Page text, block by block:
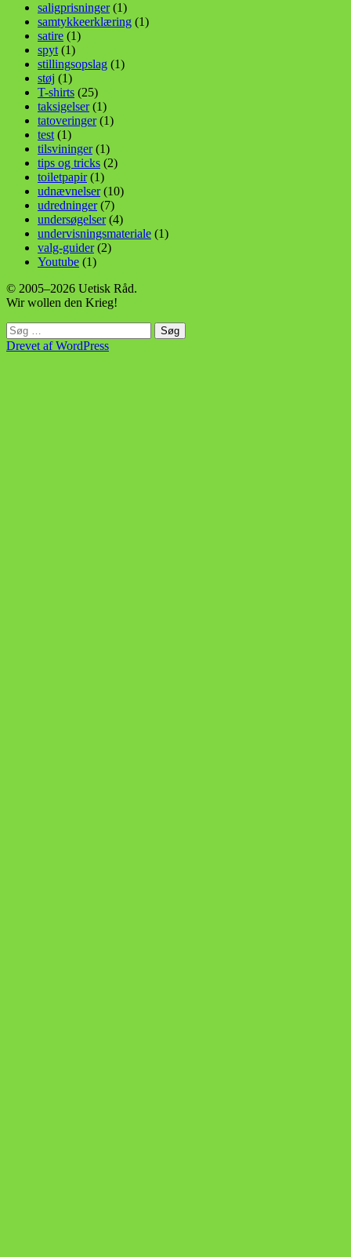
saligprisninger(1)
samtykkeerklæring (1)
satire (1)
spyt (1)
stillingsopslag (1)
støj (1)
T-shirts (25)
taksigelser(1)
tatoveringer(1)
test (1)
tilsvininger(1)
tips og tricks (2)
toiletpapir(1)
udnævnelser(10)
udredninger(7)
undersøgelser(4)
undervisningsmateriale (1)
valg-guider(2)
Youtube (1)
© 2005–2026 Uetisk Råd.
Wir wollen den Krieg!
Søg
efter:
Drevet af WordPress